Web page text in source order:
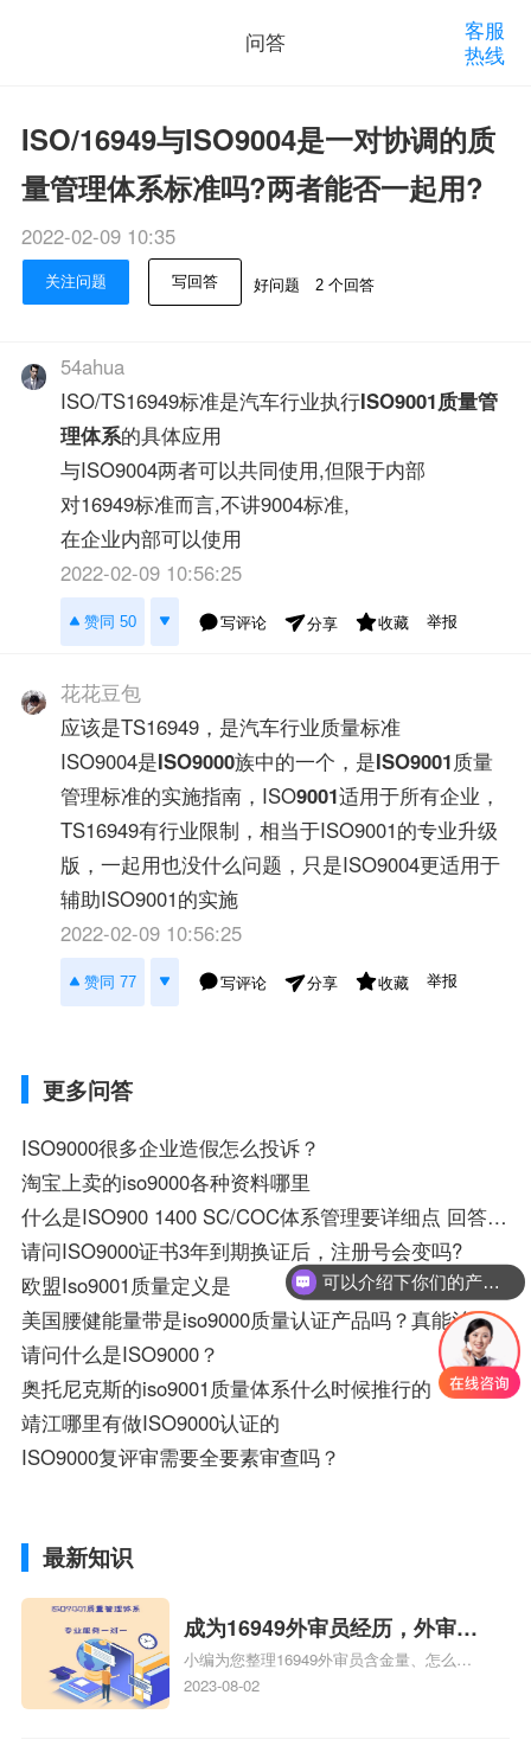
问答
客服
热线
ISO/16949与ISO9004是一对协调的质
量管理体系标准吗?两者能否一起用?
2022-02-09 10:35
关注问题 写回答 好问题 2 个回答
54ahua
ISO/TS16949标准是汽车行业执行ISO9001质量管
理体系的具体应用
与ISO9004两者可以共同使用,但限于内部
对16949标准而言,不讲9004标准,
在企业内部可以使用
2022-02-09 10:56:25
赞同 50 写评论 分享 收藏 举报
花花豆包
应该是TS16949，是汽车行业质量标准
ISO9004是ISO9000族中的一个，是ISO9001质量
管理标准的实施指南，ISO9001适用于所有企业，
TS16949有行业限制，相当于ISO9001的专业升级
版，一起用也没什么问题，只是ISO9004更适用于
辅助ISO9001的实施
2022-02-09 10:56:25
赞同 77 写评论 分享 收藏 举报
更多问答
ISO9000很多企业造假怎么投诉？
淘宝上卖的iso9000各种资料哪里
什么是ISO900 1400 SC/COC体系管理要详细点 回答的好给高分
请问ISO9000证书3年到期换证后，注册号会变吗?
欧盟Iso9001质量定义是
美国腰健能量带是iso9000质量认证产品吗？真能治椎间盘病吗？
请问什么是ISO9000？
奥托尼克斯的iso9001质量体系什么时候推行的
靖江哪里有做ISO9000认证的
ISO9000复评审需要全要素审查吗？
最新知识
成为16949外审员经历，外审员
16949
小编为您整理16949外审员含金量、怎么才
能成为注册的TS16949:2009的外审员、我
2023-08-02
可以介绍下你们的产品么？